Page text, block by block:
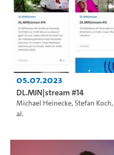
05.07.2023
DL.MIN|stream #14
Michael Heinecke,Stefan Koch,
al.